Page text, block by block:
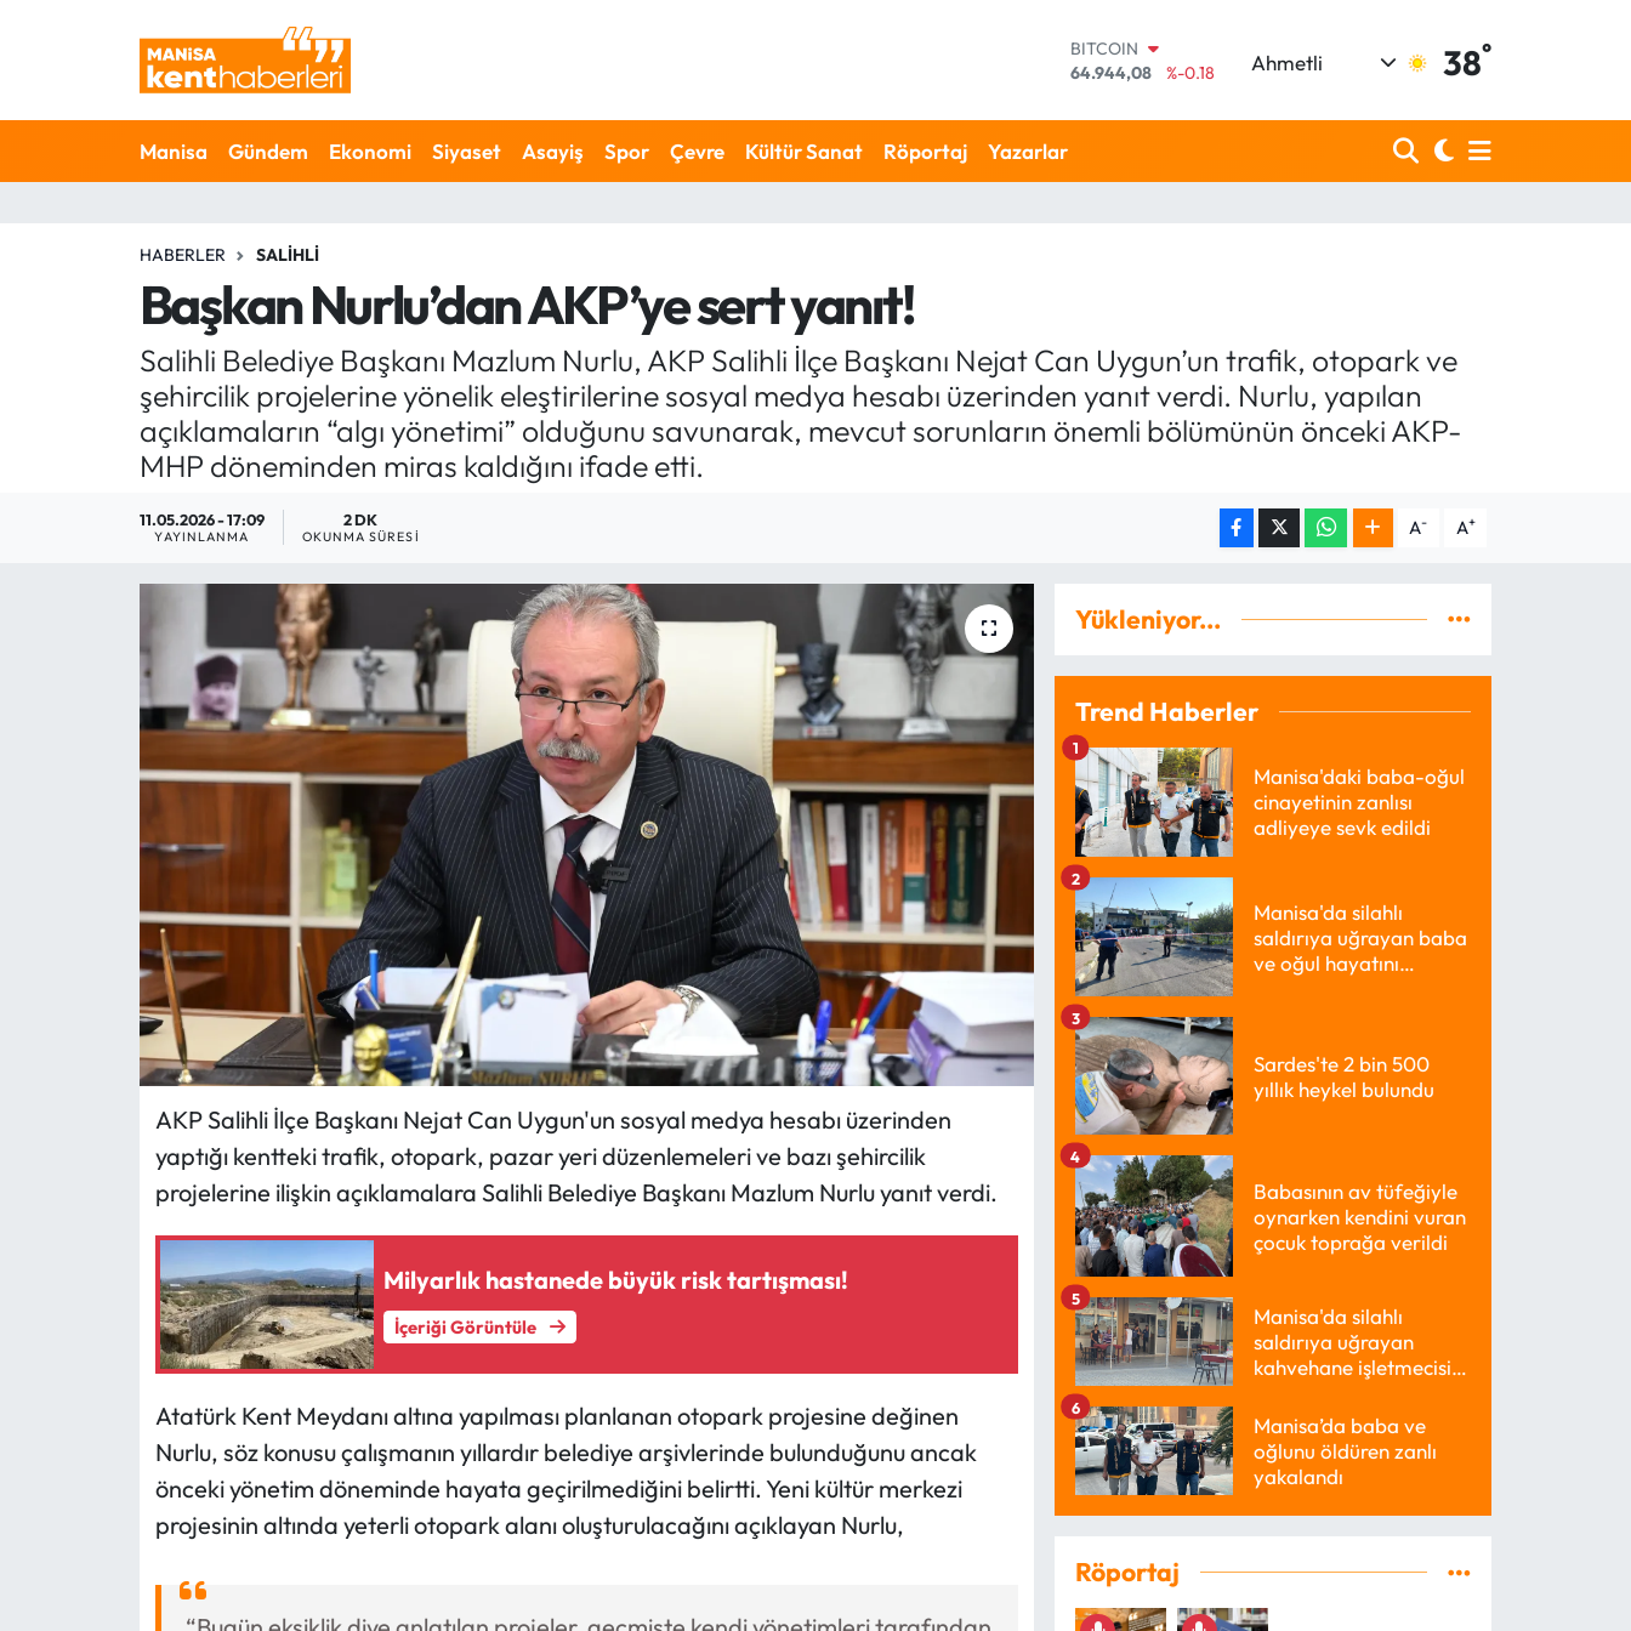
DOLAR
47,7436
%0.18
55,2510
%0.32
Ahmetli 38°
Manisa Gündem Ekonomi Siyaset Asayiş Spor Çevre Kültür Sanat Röportaj Yazarlar
HABERLER SALIHLI
Başkan Nurlu’dan AKP’ye sert yanıt!
Salihli Belediye Başkanı Mazlum Nurlu, AKP Salihli İlçe Başkanı Nejat Can Uygun’un trafik, otopark ve
şehircilik projelerine yönelik eleştirilerine sosyal medya hesabı üzerinden yanıt verdi. Nurlu, yapılan
açıklamaların “algı yönetimi” olduğunu savunarak, mevcut sorunların önemli bölümünün önceki AKP-
MHP döneminden miras kaldığını ifade etti.
11.05.2026 - 17:09
YAYINLANMA
2 DK
OKUNMA SÜRESI A- A+
AKP Salihli İlçe Başkanı Nejat Can Uygun'un sosyal medya hesabı üzerinden
yaptığı kentteki trafik, otopark, pazar yeri düzenlemeleri ve bazı şehircilik
projelerine ilişkin açıklamalara Salihli Belediye Başkanı Mazlum Nurlu yanıt verdi.
Milyarlık hastanede büyük risk tartışması!
İçeriği Görüntüle
Atatürk Kent Meydanı altına yapılması planlanan otopark projesine değinen
Nurlu, söz konusu çalışmanın yıllardır belediye arşivlerinde bulunduğunu ancak
önceki yönetim döneminde hayata geçirilmediğini belirtti. Yeni kültür merkezi
projesinin altında yeterli otopark alanı oluşturulacağını açıklayan Nurlu,
Yükleniyor...
Trend Haberler
Manisa'daki baba-oğul
cinayetinin zanlısı
adliyeye sevk edildi
1
Manisa'da silahlı
saldırıya uğrayan baba
ve oğul hayatını
2
Sardes'te 2 bin 500
yıllık heykel bulundu
3
Babasının av tüfeğiyle
oynarken kendini vuran
çocuk toprağa verildi
4
Manisa'da silahlı
saldırıya uğrayan
kahvehane işletmecisi
5
Manisa’da baba ve
oğlunu öldüren zanlı
yakalandı
6
Röportaj
Ahmetli Hava Durumu
Ahmetli Trafik Yoğunluk Haritası
Son Dakika Haberleri
Haber Arşivi